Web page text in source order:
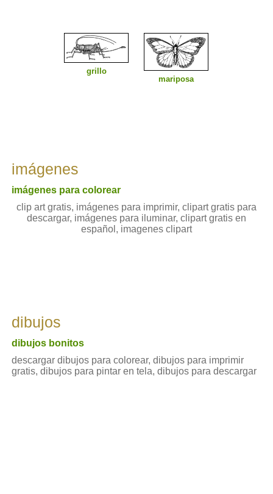
grillo
mariposa
imágenes
imágenes para colorear
clip art gratis, imágenes para imprimir, clipart gratis para
descargar, imágenes para iluminar, clipart gratis en
español, imagenes clipart
dibujos
dibujos bonitos
descargar dibujos para colorear, dibujos para imprimir
gratis, dibujos para pintar en tela, dibujos para descargar